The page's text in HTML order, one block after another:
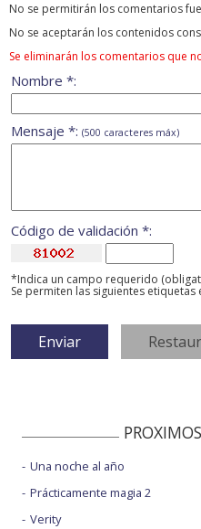
No se permitirán los comentarios
No se aceptarán los contenidos
Se eliminarán los comentarios que
Nombre *:
Mensaje *: (500 caracteres máx)
Código de validación *:
*Indica un campo requerido
Se permiten las siguientes etiquetas
Una noche al año
Prácticamente magia 2
Verity